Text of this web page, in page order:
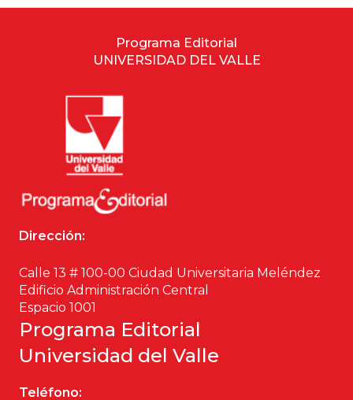
Programa Editorial
UNIVERSIDAD DEL VALLE
Dirección:
Calle 13 # 100-00 Ciudad Universitaria Meléndez
Edificio Administración Central
Espacio 1001
Programa Editorial
Universidad del Valle
Teléfono: